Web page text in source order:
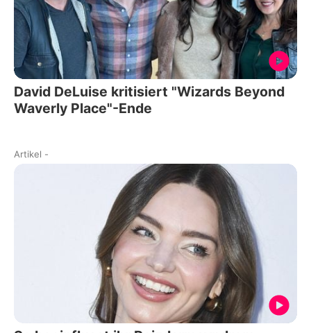
David DeLuise kritisiert "Wizards Beyond
Waverly Place"-Ende
Artikel -